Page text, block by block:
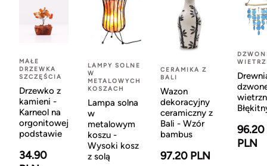
MAŁE
DRZEWKA
SZCZĘŚCIA
Drzewko z
kamieni -
Karneol na
orgonitowej
podstawie
34.90
LAMPY SOLNE
W
METALOWYCH
KOSZACH
Lampa solna
w
metalowym
koszu -
Wysoki kosz
z solą
CERAMIKA Z
BALI
Wazon
dekoracyjny
ceramiczny z
Bali - Wzór
bambus
97.20 PLN
96.20
PLN